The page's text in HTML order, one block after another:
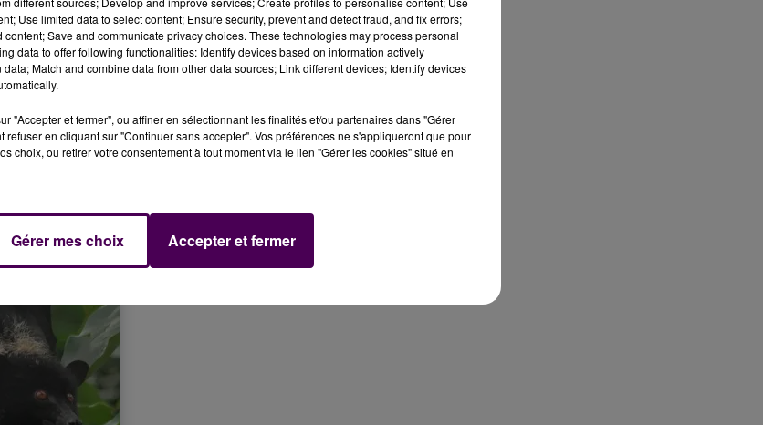
et sans cette population de secours, il se
t-on chez
, où l'on mène donc
à favoriser la conservation et la reproduction
internationale de conservation de la nature.
Use limited data to select content; Ensure security, prevent and detect fraud, and fix errors;
Save and communicate privacy choices. These technologies may process personal
data to offer following functionalities: Identify devices based on information actively
Match and combine data from other data sources; Link different devices; Identify devices
"Accepter et fermer", ou affiner en sélectionnant les finalités et/ou partenaires dans "Gérer
refuser en cliquant sur "Continuer sans accepter". Vos préférences ne s'appliqueront que pour
choix, ou retirer votre consentement à tout moment via le lien "Gérer les cookies" situé en
Gérer mes choix Accepter et fermer